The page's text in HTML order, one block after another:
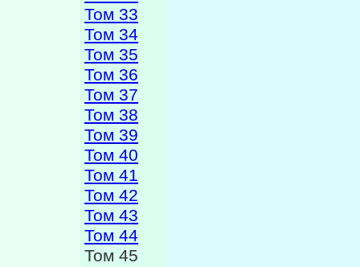
Том 33
Том 34
Том 35
Том 36
Том 37
Том 38
Том 39
Том 40
Том 41
Том 42
Том 43
Том 44
Том 45